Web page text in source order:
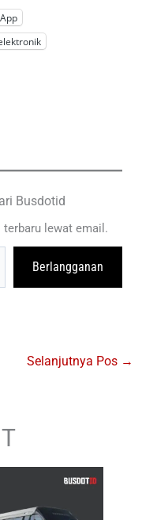
Busdotid
terbaru lewat email.
Berlangganan
Selanjutnya Pos →